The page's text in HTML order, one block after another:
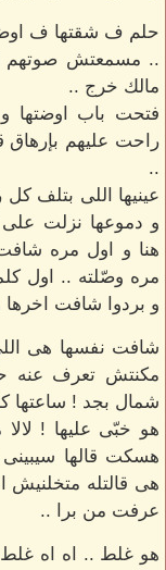
حلم ف شقتها ف
.. مسمعتش صوتهم
مالك خرج ..
فتحت باب اوضتها
راحت عليهم
..
عينيها اللى بتلف
و دموعها نزلت
هنا و اول مره
مره وصّلته .. اول
و بردوا شافت اخرها
شافت نفسها هى
مكنتش تعرف عنه
شمال بجد ! ساعتها
هو خبّى عليها !
هسكت قالها
هى قالتله
عرفت من برا ..
هو غلط .. اه اه